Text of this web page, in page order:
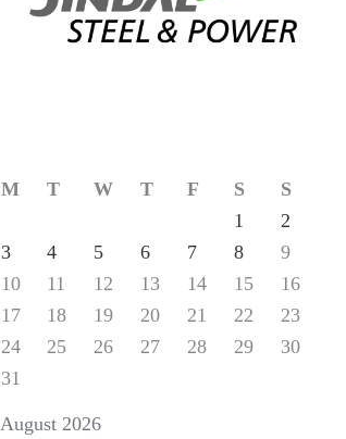
August 2026
M T W T F S
S
1
2
3
4 5 6 7 8
9
10
11 12 13 14 15
16
17
18 19 20 21 22
23
24
25 26 27 28 29
30
31